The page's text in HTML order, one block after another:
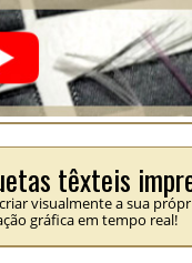
têxteis
visualmente a sua
gráfica em tempo real!